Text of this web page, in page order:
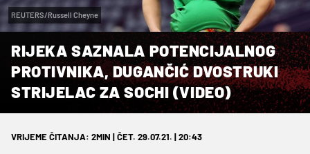
REUTERS/Russell Cheyne
RIJEKA SAZNALA POTENCIJALNOG
PROTIVNIKA, DUGANČIĆ DVOSTRUKI
STRIJELAC ZA SOCHI (VIDEO)
VRIJEME ČITANJA: 2MIN | ČET. 29.07.21. | 20:43